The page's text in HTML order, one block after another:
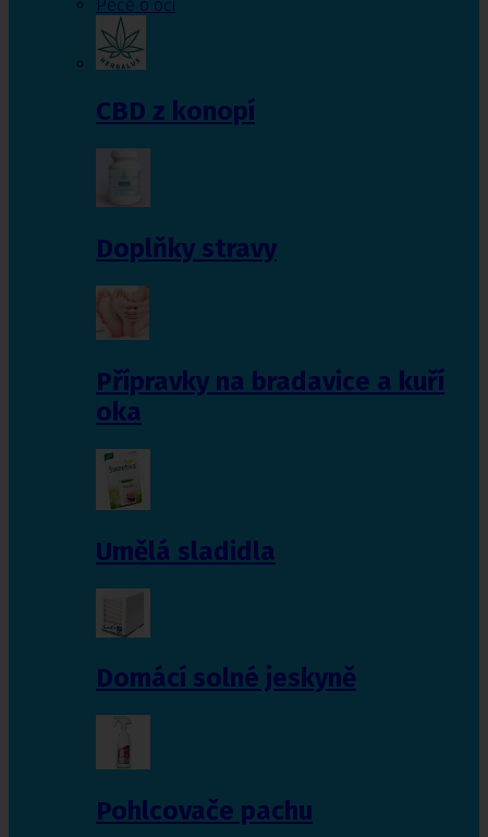
Péče o oči
CBD z konopí
Doplňky stravy
Přípravky na bradavice a kuří
oka
Umělá sladidla
Domácí solné jeskyně
Pohlcovače pachu